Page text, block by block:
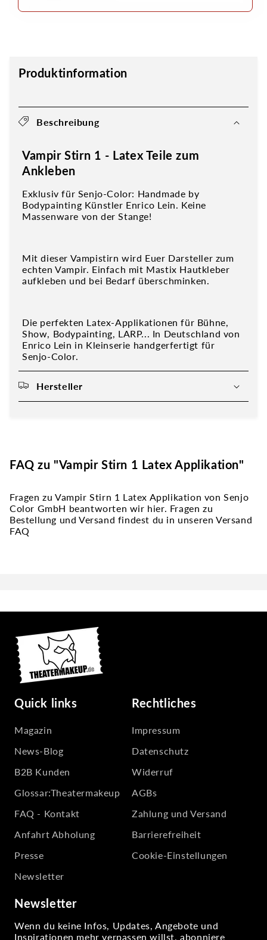
Produktinformation
Beschreibung
Vampir Stirn 1 - Latex Teile zum
Ankleben
Exklusiv für Senjo-Color: Handmade by
Bodypainting Künstler Enrico Lein. Keine
Massenware von der Stange!
Mit dieser Vampistirn wird Euer Darsteller zum
echten Vampir. Einfach mit Mastix Hautkleber
aufkleben und bei Bedarf überschminken.
Die perfekten Latex-Applikationen für Bühne,
Show, Bodypainting, LARP... In Deutschland von
Enrico Lein in Kleinserie handgerfertigt für
Senjo-Color.
Hersteller
FAQ zu "Vampir Stirn 1 Latex Applikation"
Fragen zu Vampir Stirn 1 Latex Applikation von Senjo
Color GmbH beantworten wir hier. Fragen zu
Bestellung und Versand findest du in unseren Versand
FAQ
Quick links
Magazin
News-Blog
B2B Kunden
Glossar:Theatermakeup
FAQ - Kontakt
Anfahrt Abholung
Presse
Newsletter
Rechtliches
Impressum
Datenschutz
Widerruf
AGBs
Zahlung und Versand
Barrierefreiheit
Cookie-Einstellungen
Newsletter
Wenn du keine Infos, Updates, Angebote und
Inspirationen mehr verpassen willst, abonniere